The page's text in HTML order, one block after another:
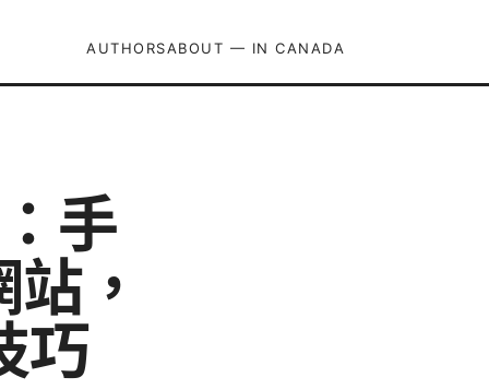
AUTHORSABOUT — IN CANADA
手
，
巧